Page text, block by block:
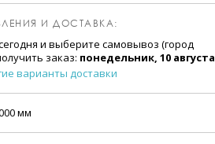
И ДОСТАВКА:
и выберите самовывоз (город
заказ: понедельник, 10 августа
варианты доставки
мм